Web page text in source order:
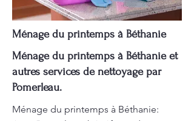
Ménage du printemps à Béthanie
Ménage du printemps à Béthanie et
autres services de nettoyage par
Pomerleau.
Ménage du printemps à Béthanie: